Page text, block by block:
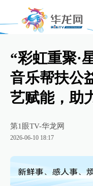
“彩虹重聚·
音乐帮扶公
艺赋能，助
第1眼TV-华龙网
2026-06-10 18:17